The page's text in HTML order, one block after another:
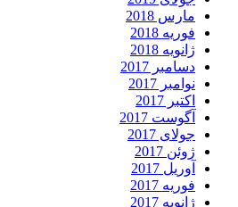
مارس 2018
فوریه 2018
ژانویه 2018
دسامبر 2017
نوامبر 2017
اکتبر 2017
آگوست 2017
جولای 2017
ژوئن 2017
آوریل 2017
فوریه 2017
ژانویه 2017